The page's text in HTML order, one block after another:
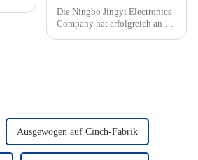
Die Ningbo Jingyi Electronics
Company hat erfolgreich an der
Ausgewogen auf Cinch-Fabrik